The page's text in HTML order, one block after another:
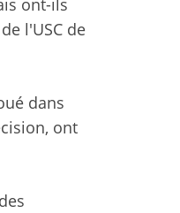
ont-ils
l'USC de
dans
ont